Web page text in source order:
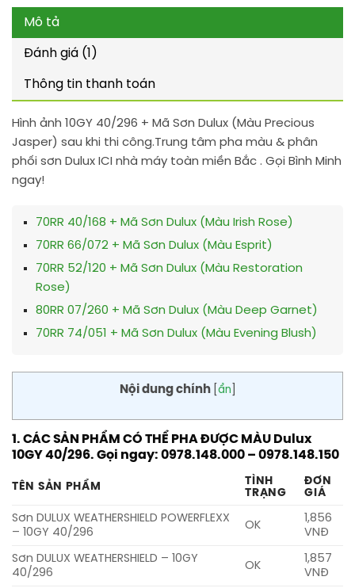
Mô tả
Đánh giá (1)
Thông tin thanh toán
Hình ảnh 10GY 40/296 + Mã Sơn Dulux (Màu Precious
Jasper) sau khi thi công.Trung tâm pha màu & phân
phối sơn Dulux ICI nhà máy toàn miền Bắc . Gọi Bình Minh
ngay!
70RR 40/168 + Mã Sơn Dulux (Màu Irish Rose)
70RR 66/072 + Mã Sơn Dulux (Màu Esprit)
70RR 52/120 + Mã Sơn Dulux (Màu Restoration
Rose)
80RR 07/260 + Mã Sơn Dulux (Màu Deep Garnet)
70RR 74/051 + Mã Sơn Dulux (Màu Evening Blush)
Nội dung chính ẩn
1. CÁC SẢN PHẨM CÓ THỂ PHA ĐƯỢC MÀU Dulux
10GY 40/296. Gọi ngay: 0978.148.000 – 0978.148.150
TÊN SẢN PHẨM
TÌNH
TRẠNG
ĐƠN
GIÁ
Sơn DULUX WEATHERSHIELD POWERFLEXX
– 10GY 40/296
OK
1,856
VNĐ
Sơn DULUX WEATHERSHIELD – 10GY
40/296
OK
1,857
VNĐ